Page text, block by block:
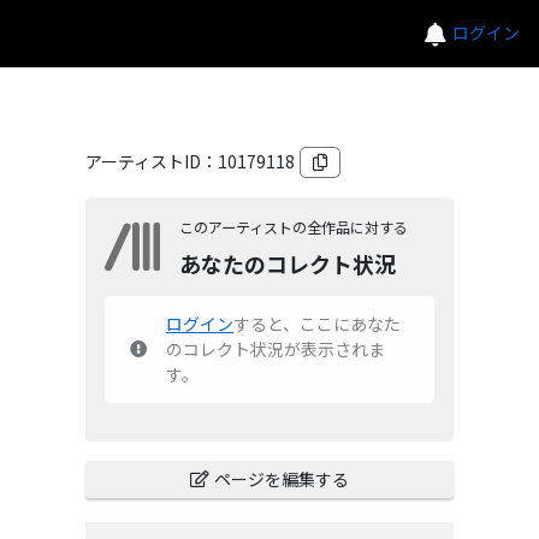
ログイン
アーティストID： 10179118
このアーティストの全作品に対する
あなたのコレクト状況
ログインすると、ここにあなた
のコレクト状況が表示されま
す。
ページを編集する